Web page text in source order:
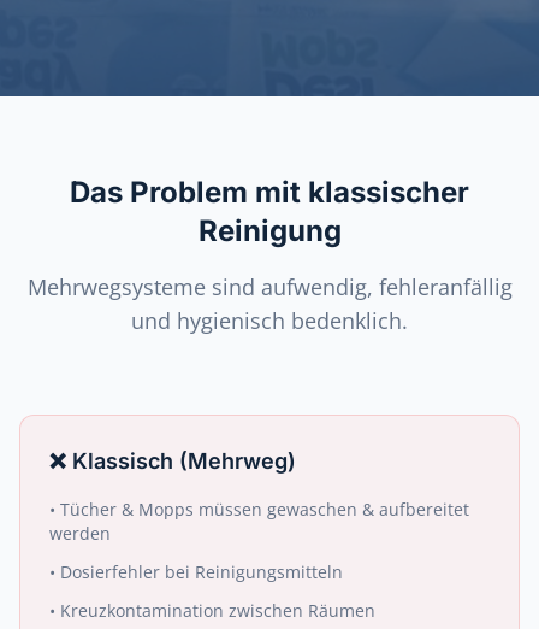
Das Problem mit klassischer
Reinigung
Mehrwegsysteme sind aufwendig, fehleranfällig
und hygienisch bedenklich.
❌ Klassisch (Mehrweg)
• Tücher & Mopps müssen gewaschen & aufbereitet
werden
• Dosierfehler bei Reinigungsmitteln
• Kreuzkontamination zwischen Räumen